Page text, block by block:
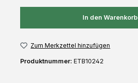
In den Warenkorb
Zum Merkzettel hinzufügen
Produktnummer: ETB10242